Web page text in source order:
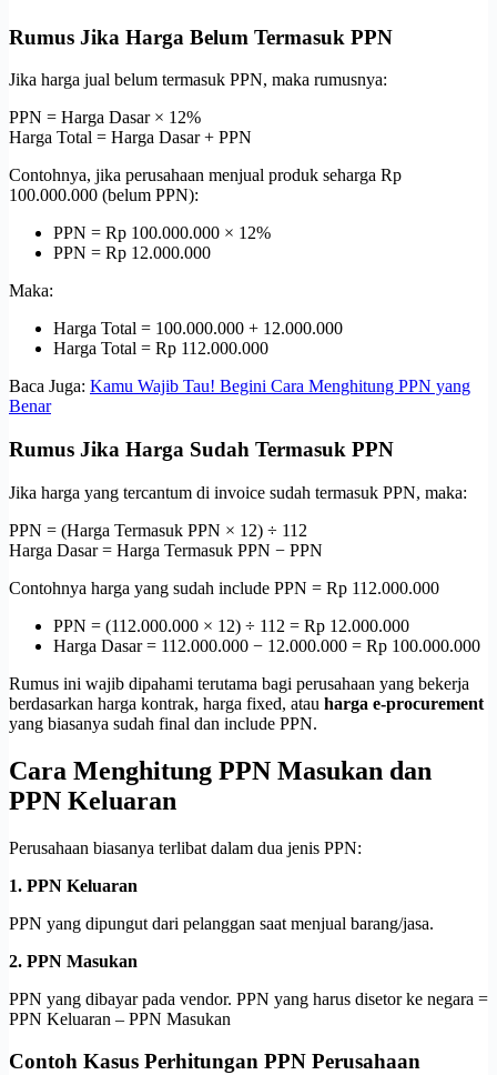
Rumus Jika Harga Belum Termasuk PPN
Jika harga jual belum termasuk PPN, maka rumusnya:
PPN = Harga Dasar × 12%
Harga Total = Harga Dasar + PPN
Contohnya, jika perusahaan menjual produk seharga Rp
100.000.000 (belum PPN):
PPN = Rp 100.000.000 × 12%
PPN = Rp 12.000.000
Maka:
Harga Total = 100.000.000 + 12.000.000
Harga Total = Rp 112.000.000
Baca Juga: Kamu Wajib Tau! Begini Cara Menghitung PPN yang
Benar
Rumus Jika Harga Sudah Termasuk PPN
Jika harga yang tercantum di invoice sudah termasuk PPN, maka:
PPN = (Harga Termasuk PPN × 12) ÷ 112
Harga Dasar = Harga Termasuk PPN − PPN
Contohnya harga yang sudah include PPN = Rp 112.000.000
PPN = (112.000.000 × 12) ÷ 112 = Rp 12.000.000
Harga Dasar = 112.000.000 − 12.000.000 = Rp 100.000.000
Rumus ini wajib dipahami terutama bagi perusahaan yang bekerja
berdasarkan harga kontrak, harga fixed, atau harga e-procurement
yang biasanya sudah final dan include PPN.
Cara Menghitung PPN Masukan dan
PPN Keluaran
Perusahaan biasanya terlibat dalam dua jenis PPN:
1. PPN Keluaran
PPN yang dipungut dari pelanggan saat menjual barang/jasa.
2. PPN Masukan
PPN yang dibayar pada vendor. PPN yang harus disetor ke negara =
PPN Keluaran – PPN Masukan
Contoh Kasus Perhitungan PPN Perusahaan